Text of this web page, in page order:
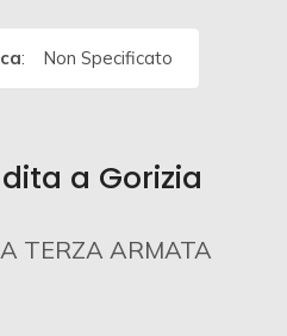
: Non Specificato
a Gorizia
TERZA ARMATA